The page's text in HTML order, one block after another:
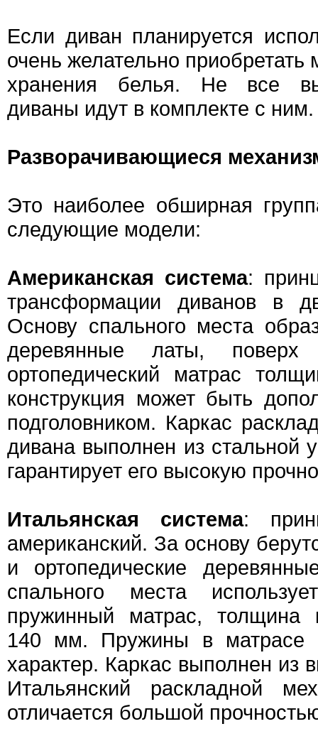
Если диван планируется
очень желательно
хранения белья. Не все
диваны идут в комплекте с ним.
Разворачивающиеся
Это наиболее обширная
следующие модели:
Американская система:
трансформации диванов в
Основу спального места
деревянные латы, поверх
ортопедический матрас
конструкция может быть
подголовником. Каркас
дивана выполнен из стальной
гарантирует его высокую
Итальянская система:
американский. За основу
и ортопедические
спального места
пружинный матрас, толщина
140 мм. Пружины в матрасе
характер. Каркас выполнен из
Итальянский раскладной
отличается большой